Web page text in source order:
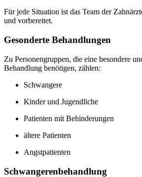
Für jede Situation ist das Team der
und vorbereitet.
Gesonderte Behandlungen
Zu Personengruppen, die eine besondere
Behandlung benötigen, zählen:
Schwangere
Kinder und Jugendliche
Patienten mit Behinderungen
ältere Patienten
Angstpatienten
Schwangerenbehandlung